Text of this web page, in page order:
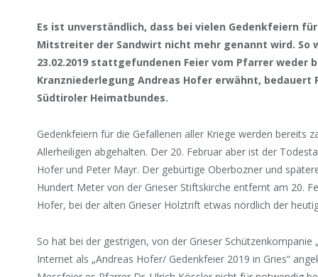
Es ist unverständlich, dass bei vielen Gedenkfeiern
Mitstreiter der Sandwirt nicht mehr genannt wird. So
23.02.2019 stattgefundenen Feier vom Pfarrer weder
Kranzniederlegung Andreas Hofer erwähnt, bedauert
Südtiroler Heimatbundes.
Gedenkfeiern für die Gefallenen aller Kriege werden bereits
Allerheiligen abgehalten. Der 20. Februar aber ist der
Hofer und Peter Mayr. Der gebürtige Oberbozner und
Hundert Meter von der Grieser Stiftskirche entfernt am 20.
Hofer, bei der alten Grieser Holztrift etwas nördlich der
So hat bei der gestrigen, von der Grieser Schützenkompanie
Internet als „Andreas Hofer/ Gedenkfeier 2019 in Gries“